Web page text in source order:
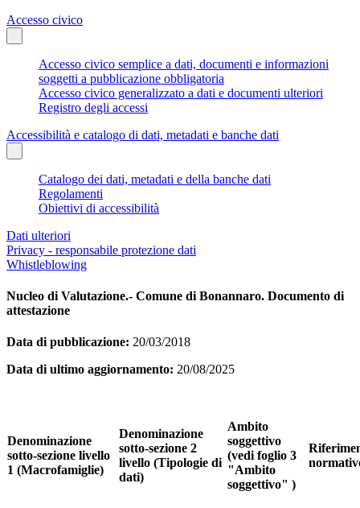
Accesso civico
Accesso civico semplice a dati, documenti e informazioni
soggetti a pubblicazione obbligatoria
Accesso civico generalizzato a dati e documenti ulteriori
Registro degli accessi
Accessibilità e catalogo di dati, metadati e banche dati
Catalogo dei dati, metadati e della banche dati
Regolamenti
Obiettivi di accessibilità
Dati ulteriori
Privacy - responsabile protezione dati
Whistleblowing
Nucleo di Valutazione.- Comune di Bonannaro. Documento di
attestazione
Data di pubblicazione: 20/03/2018
Data di ultimo aggiornamento: 20/08/2025
Denominazione
sotto-sezione livello
1 (Macrofamiglie)
Denominazione
sotto-sezione 2
livello (Tipologie di
dati)
Ambito
soggettivo
(vedi foglio 3
"Ambito
soggettivo" )